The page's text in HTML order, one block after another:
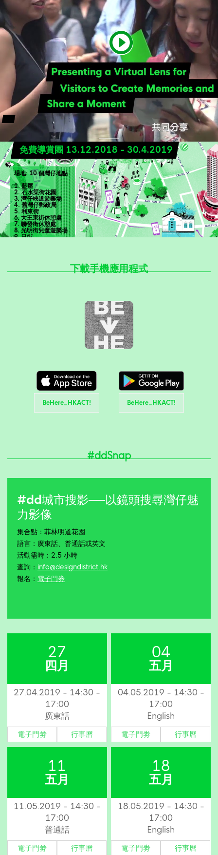
免費導賞團 13.12.2018 - 30.4.2019
場地: 10 個灣仔地點
1. 藍屋
2. 石水渠街花園
3. 灣仔峽道遊樂場
4. 舊灣仔郵政局
5. 利東街
6. 大王東街休憩處
7. 聯發街休憩處
8. 光明街兒童遊樂場
9. 日街
下載手機應用程式
#ddSnap
#dd城市搜影──以鏡頭搜尋灣仔魅
力影像
集合點：菲林明道花園
語言：廣東話、普通話或英文
活動需時：2.5 小時
查詢： info@designdistrict.hk
報名： 電子門劵
27
四月
27.04.2019 - 14:30 -
17:00
廣東話
電子門劵 行事曆
04
五月
04.05.2019 - 14:30 -
17:00
English
電子門劵 行事曆
11
五月
11.05.2019 - 14:30 -
17:00
普通話
電子門劵 行事曆
18
五月
18.05.2019 - 14:30 -
17:00
English
電子門劵 行事曆